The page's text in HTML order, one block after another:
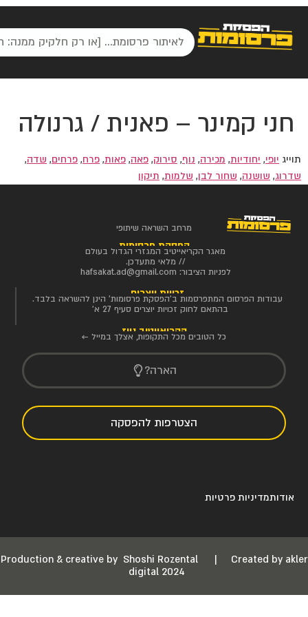
חני קמינר – פאנית / גרנולה
תוייג יופי, יחודיות, מכירה, נוף, סירוק, פאה, פאות, פרח, פרחים, שדה,
שדרוג, שושנה, שחור לבן, שלמות, תיקון
מרחב השראה שיתופי
הפסקת פרסומות
מאגר הקריאייטיב המגזרי הגדול בעולם
// מלאי מתעדכן.
לפניות הציבור: hafsakat.ad@gmail.com
זכויות יוצרים
עבודות הפרסום המתפרסמות ב'הפסקת פרסומות' הינן להשראה בלבד.
בהתאם לחוק זכויות יוצרים סעיף 27 א'
הקריאייטיב ניוז
כל הטובים מכל התקופות, אצלך במייל ←
הארה?
הצטרפות להפסקה
אודותמדיניות פרטיות
Production & creative by Shoshi Rozental | Created by akler
digital 2024